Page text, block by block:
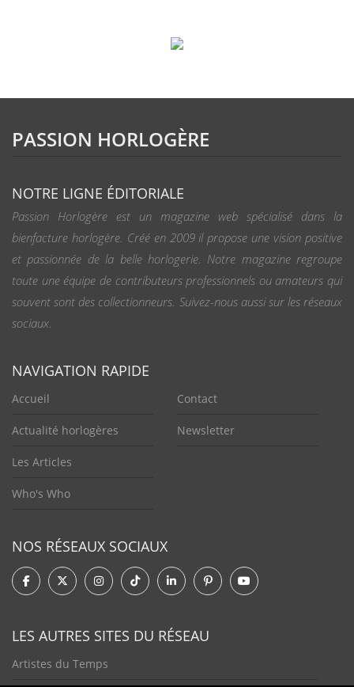
PASSION HORLOGÈRE
NOTRE LIGNE ÉDITORIALE
Passion Horlogère est un magazine web spécialisé dans la
bienfacture horlogère. Créé en 2009 il propose une vision positive
et passionnée de la belle horlogerie. Notre magazine regroupe
toute une équipe de contributeurs professionnels ou amateurs qui
souvent sont des collectionneurs. Suivez-nous aussi sur les réseaux
sociaux.
NAVIGATION RAPIDE
Accueil
Actualité horlogères
Les Articles
Who's Who
Contact
Newsletter
NOS RÉSEAUX SOCIAUX
LES AUTRES SITES DU RÉSEAU
Artistes du Temps